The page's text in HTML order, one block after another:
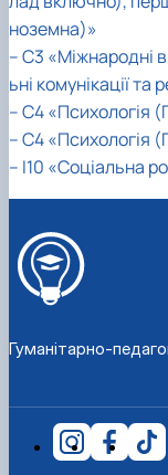
ноземна)»
– С3 «Міжнародні
ьні комунікації та
– С4 «Психологія
– С4 «Психологія
– І10 «Соціальна
Гуманітарно-